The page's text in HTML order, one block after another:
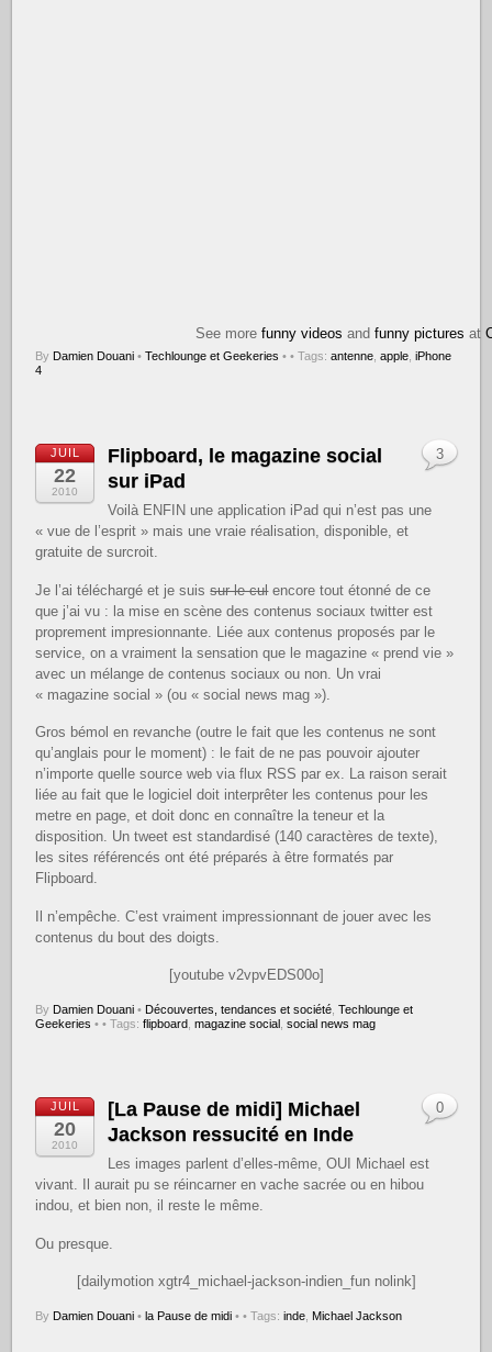
See morefunny videos andfunny pictures at
By Damien Douani • Techlounge et Geekeries • • Tags:antenne ,apple ,iPhone
4
JUIL
22
2010
Flipboard, le magazine social
sur iPad
Voilà ENFIN une application iPad qui n’est pas une
« vue de l’esprit » mais une vraie réalisation, disponible, et
gratuite de surcroit.
Je l’ai téléchargé et je suissur le culencore tout étonné de ce
que j’ai vu : la mise en scène des contenus sociaux twitter est
proprement impresionnante. Liée aux contenus proposés par le
service, on a vraiment la sensation que le magazine « prend vie »
avec un mélange de contenus sociaux ou non. Un vrai
« magazine social » (ou « social news mag »).
Gros bémol en revanche (outre le fait que les contenus ne sont
qu’anglais pour le moment) : le fait de ne pas pouvoir ajouter
n’importe quelle source web via flux RSS par ex. La raison serait
liée au fait que le logiciel doit interprêter les contenus pour les
metre en page, et doit donc en connaître la teneur et la
disposition. Un tweet est standardisé (140 caractères de texte),
les sites référencés ont été préparés à être formatés par
Flipboard.
Il n’empêche. C’est vraiment impressionnant de jouer avec les
contenus du bout des doigts.
[youtube v2vpvEDS00o]
By Damien Douani • Découvertes, tendances et société ,Techlounge et
Geekeries •
3
• Tags:flipboard ,magazine social ,social news mag
JUIL
20
2010
[La Pause de midi] Michael
Jackson ressucité en Inde
Les images parlent d’elles-même, OUI Michael est
vivant. Il aurait pu se réincarner en vache sacrée ou en hibou
indou, et bien non, il reste le même.
Ou presque.
[dailymotion xgtr4_michael-jackson-indien_fun nolink]
By Damien Douani • la Pause de midi •
0
• Tags:inde Michael Jackson